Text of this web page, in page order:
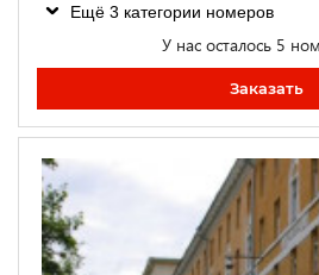
Ещё 3 категории номеров
У нас осталось 5
Заказать